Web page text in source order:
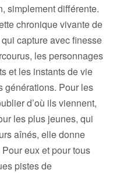
simplement différente.
chronique vivante de
capture avec finesse
les personnages
et les instants de vie
générations. Pour les
d’où ils viennent,
les plus jeunes, qui
aînés, elle donne
eux et pour tous
pistes de